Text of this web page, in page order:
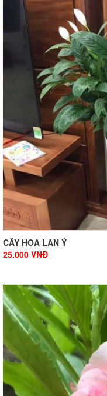
CÂY HOA LAN Ý
25.000 VNĐ